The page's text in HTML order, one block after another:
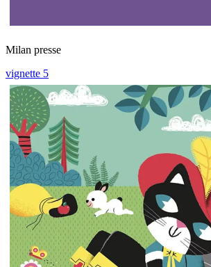
Milan presse
vignette 5